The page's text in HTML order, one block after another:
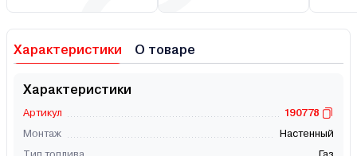
Характеристики О товаре
Характеристики
Артикул
190778
Монтаж
Настенный